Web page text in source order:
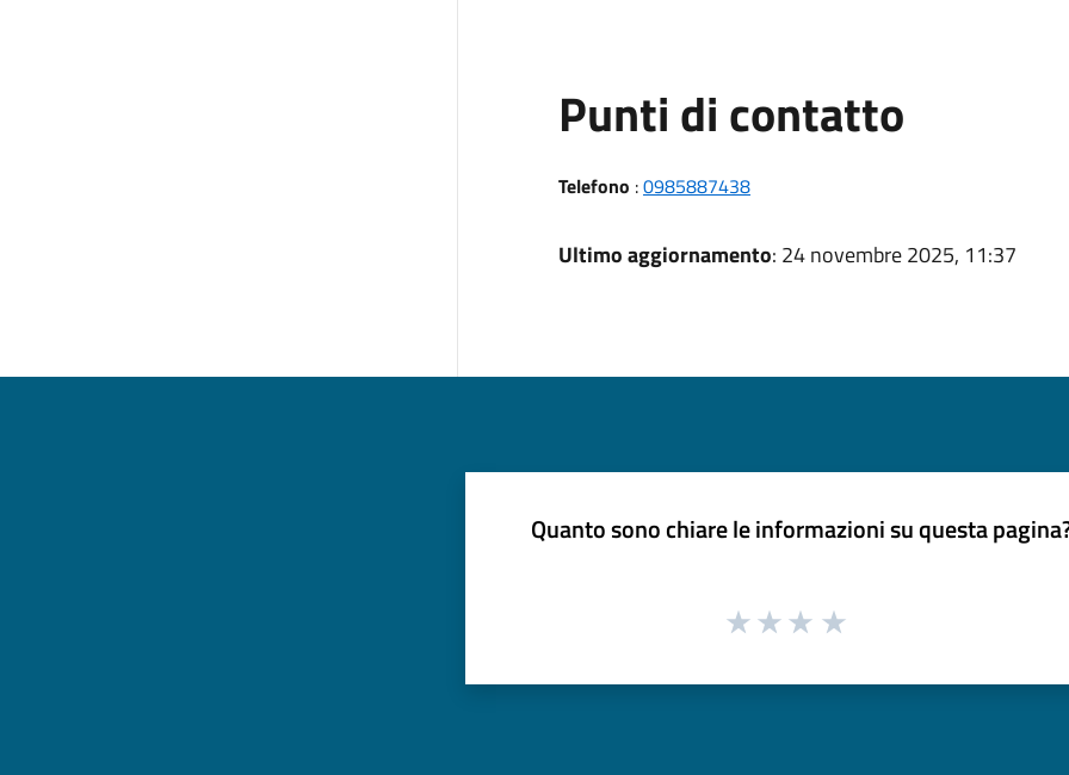
Punti di contatto
Telefono :0985887438
Ultimo aggiornamento: 24 novembre 2025, 11:37
Quanto sono chiare le informazioni su questa